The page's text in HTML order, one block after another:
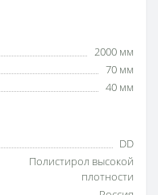
2000 мм
70 мм
40 мм
DD
Полистирол высокой
плотности